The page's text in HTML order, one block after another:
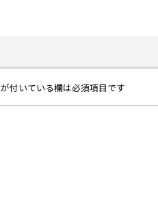
が付いている欄は必須項目です